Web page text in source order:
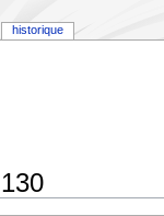
historique